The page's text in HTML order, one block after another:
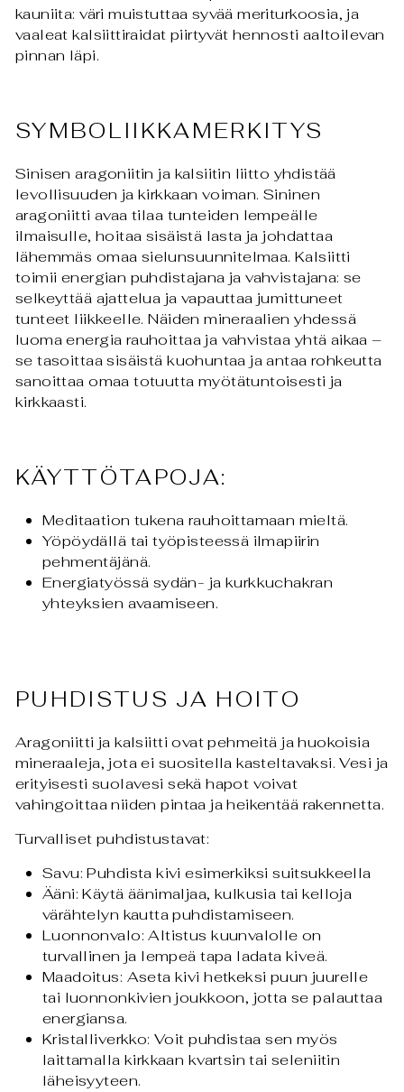
kauniita: väri muistuttaa syvää meriturkoosia, ja
vaaleat kalsiittiraidat piirtyvät hennosti aaltoilevan
pinnan läpi.
SYMBOLIIKKAMERKITYS
Sinisen aragoniitin ja kalsiitin liitto yhdistää
levollisuuden ja kirkkaan voiman. Sininen
aragoniitti avaa tilaa tunteiden lempeälle
ilmaisulle, hoitaa sisäistä lasta ja johdattaa
lähemmäs omaa sielunsuunnitelmaa. Kalsiitti
toimii energian puhdistajana ja vahvistajana: se
selkeyttää ajattelua ja vapauttaa jumittuneet
tunteet liikkeelle. Näiden mineraalien yhdessä
luoma energia rauhoittaa ja vahvistaa yhtä aikaa –
se tasoittaa sisäistä kuohuntaa ja antaa rohkeutta
sanoittaa omaa totuutta myötätuntoisesti ja
kirkkaasti.
KÄYTTÖTAPOJA:
Meditaation tukena rauhoittamaan mieltä.
Yöpöydällä tai työpisteessä ilmapiirin
pehmentäjänä.
Energiatyössä sydän- ja kurkkuchakran
yhteyksien avaamiseen.
PUHDISTUS JA HOITO
Aragoniitti ja kalsiitti ovat pehmeitä ja huokoisia
mineraaleja, jota ei suositella kasteltavaksi. Vesi ja
erityisesti suolavesi sekä hapot voivat
vahingoittaa niiden pintaa ja heikentää rakennetta.
Turvalliset puhdistustavat:
Savu: Puhdista kivi esimerkiksi suitsukkeella
Ääni: Käytä äänimaljaa, kulkusia tai kelloja
värähtelyn kautta puhdistamiseen.
Luonnonvalo: Altistus kuunvalolle on
turvallinen ja lempeä tapa ladata kiveä.
Maadoitus: Aseta kivi hetkeksi puun juurelle
tai luonnonkivien joukkoon, jotta se palauttaa
energiansa.
Kristalliverkko: Voit puhdistaa sen myös
laittamalla kirkkaan kvartsin tai seleniitin
läheisyyteen.